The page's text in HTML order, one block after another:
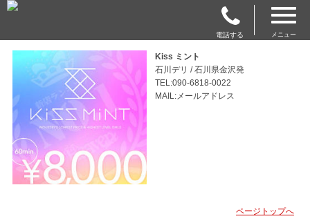
電話する メニュー
Kiss ミント
石川デリ / 石川県金沢発
TEL:090-6818-0022
MAIL:メールアドレス
ページトップへ